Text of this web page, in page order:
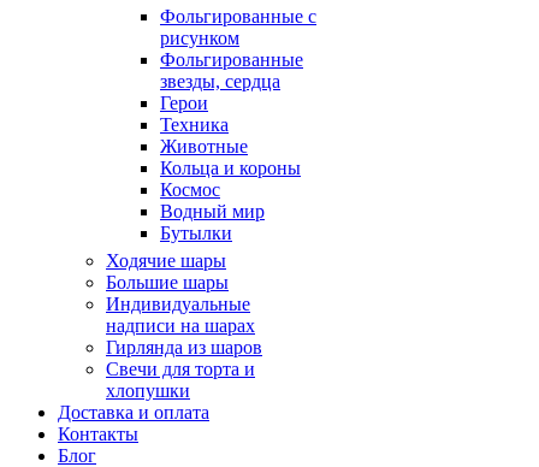
Фольгированные с
рисунком
Фольгированные
звезды, сердца
Герои
Техника
Животные
Кольца и короны
Космос
Водный мир
Бутылки
Ходячие шары
Большие шары
Индивидуальные
надписи на шарах
Гирлянда из шаров
Свечи для торта и
хлопушки
Доставка и оплата
Контакты
Блог